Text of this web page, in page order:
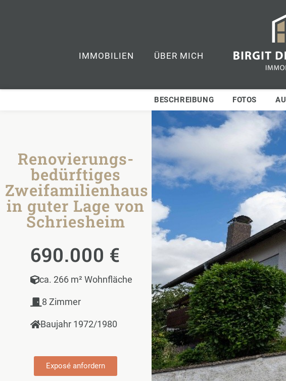
IMMOBILIEN ÜBER MICH
BESCHREIBUNG FOTOS
Renovierungs-
bedürftiges
Zweifamilienhaus
in guter Lage von
Schriesheim
690.000 €
ca. 266 m² Wohnfläche
8 Zimmer
Baujahr 1972/1980
Exposé anfordern